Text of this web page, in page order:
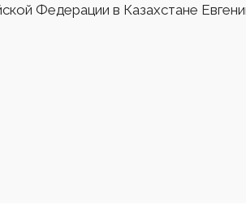
Федерации в Казахстане